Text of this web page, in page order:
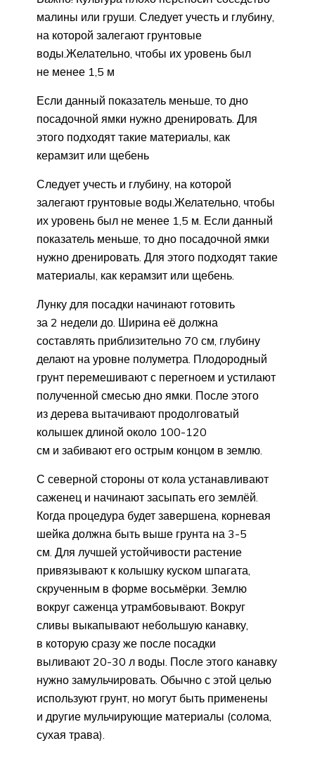
малины или груши. Следует учесть и глубину,
на которой залегают грунтовые
воды.Желательно, чтобы их уровень был
не менее 1,5 м
Если данный показатель меньше, то дно
посадочной ямки нужно дренировать. Для
этого подходят такие материалы, как
керамзит или щебень
Следует учесть и глубину, на которой
залегают грунтовые воды.Желательно, чтобы
их уровень был не менее 1,5 м. Если данный
показатель меньше, то дно посадочной ямки
нужно дренировать. Для этого подходят такие
материалы, как керамзит или щебень.
Лунку для посадки начинают готовить
за 2 недели до. Ширина её должна
составлять приблизительно 70 см, глубину
делают на уровне полуметра. Плодородный
грунт перемешивают с перегноем и устилают
полученной смесью дно ямки. После этого
из дерева вытачивают продолговатый
колышек длиной около 100-120
см и забивают его острым концом в землю.
С северной стороны от кола устанавливают
саженец и начинают засыпать его землёй.
Когда процедура будет завершена, корневая
шейка должна быть выше грунта на 3-5
см. Для лучшей устойчивости растение
привязывают к колышку куском шпагата,
скрученным в форме восьмёрки. Землю
вокруг саженца утрамбовывают. Вокруг
сливы выкапывают небольшую канавку,
в которую сразу же после посадки
выливают 20-30 л воды. После этого канавку
нужно замульчировать. Обычно с этой целью
используют грунт, но могут быть применены
и другие мульчирующие материалы (солома,
сухая трава).